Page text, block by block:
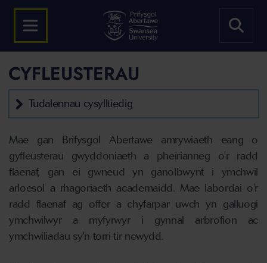
CYFLEUSTERAU
Tudalennau cysylltiedig
Mae gan Brifysgol Abertawe amrywiaeth eang o
gyfleusterau gwyddoniaeth a pheirianneg o'r radd
flaenaf, gan ei gwneud yn ganolbwynt i ymchwil
arloesol a rhagoriaeth academaidd. Mae labordai o'r
radd flaenaf ag offer a chyfarpar uwch yn galluogi
ymchwilwyr a myfyrwyr i gynnal arbrofion ac
ymchwiliadau sy'n torri tir newydd.